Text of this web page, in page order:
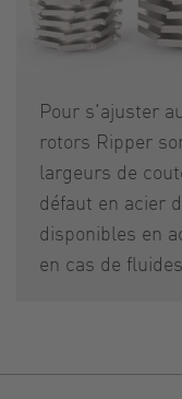
Pour s'ajuster
rotors Ripper
largeurs de
défaut en acier
disponibles en
en cas de